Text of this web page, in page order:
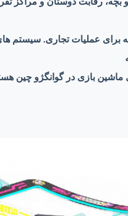
سکه برای عملیات تجاری.
ماشین بازی در گوانگژو چین